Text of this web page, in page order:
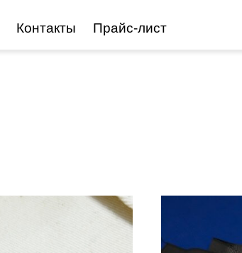
Контакты Прайс-лист